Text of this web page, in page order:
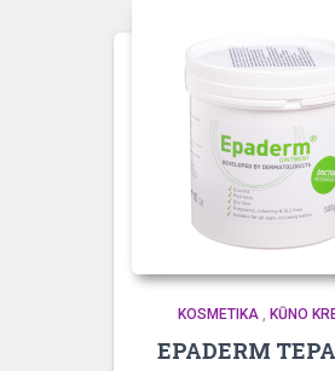
KOSMETIKA, KŪNO
EPADERM